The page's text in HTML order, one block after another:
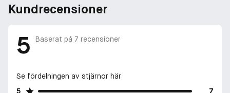
Kundrecensioner
5 Baserat på 7 recensioner
Se fördelningen av stjärnor här
5
7